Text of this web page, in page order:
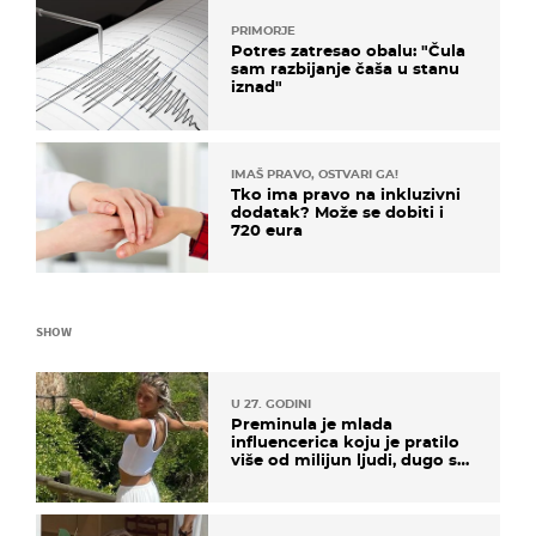
PRIMORJE
Potres zatresao obalu: "Čula
sam razbijanje čaša u stanu
iznad"
IMAŠ PRAVO, OSTVARI GA!
Tko ima pravo na inkluzivni
dodatak? Može se dobiti i
720 eura
SHOW
U 27. GODINI
Preminula je mlada
influencerica koju je pratilo
više od milijun ljudi, dugo se